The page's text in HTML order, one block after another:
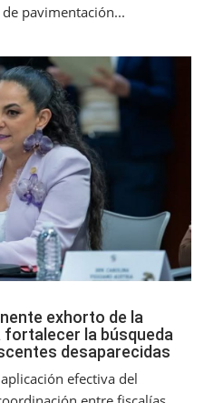
pavimentación...
exhorto de la
fortalecer la búsqueda
desaparecidas
efectiva del